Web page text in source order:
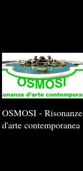
OSMOSI - Risonanze
d'arte contemporanea